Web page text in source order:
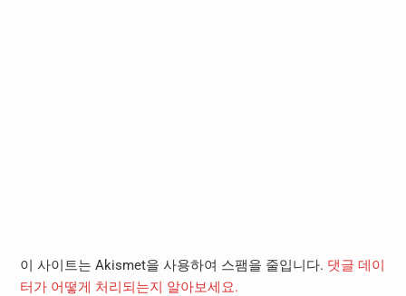
이 사이트는 Akismet을 사용하여 스팸을 줄입니다. 댓글 데이
터가 어떻게 처리되는지 알아보세요.